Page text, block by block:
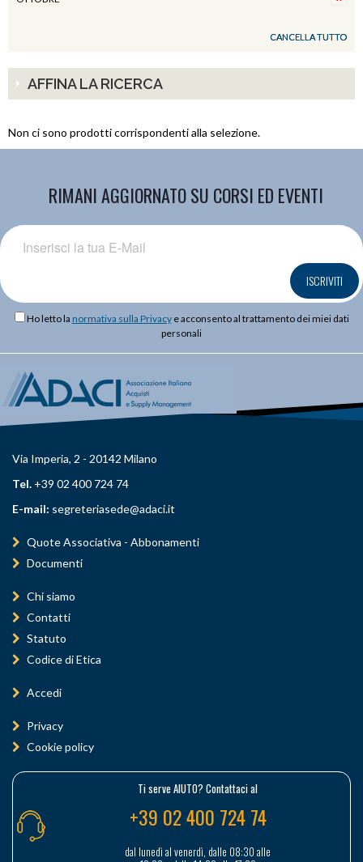
CANCELLA TUTTO
AFFINA LA RICERCA
Non ci sono prodotti corrispondenti alla selezione.
RIMANI AGGIORNATO SU CORSI ED EVENTI
ISCRIVITI
Ho letto la normativa sulla Privacye acconsento al trattamento dei miei dati
personali
Via Imperia, 2 - 20142 Milano
Tel. +39 02 400 724 74
E-mail: segreteriasede@adaci.it
Quote Associativa - Abbonamenti
Documenti
Chi siamo
Contatti
Statuto
Codice di Etica
Accedi
Privacy
Cookie policy
Ti serve AIUTO? Contattaci al
+39 02 400 724 74
dal lunedì al venerdì, dalle 08:30 alle